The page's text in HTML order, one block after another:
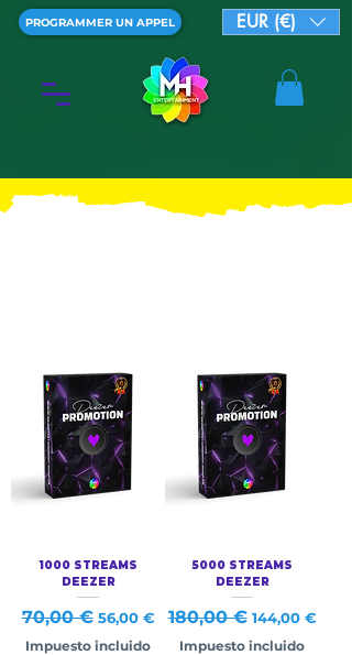
PROGRAMMER UN APPEL EUR (€)
1000 STREAMS
DEEZER
Precio
70,00 € Precio de oferta
56,00 €
Impuesto incluido
5000 STREAMS
DEEZER
Precio
180,00 € Precio de
144,00 €
Impuesto incluido